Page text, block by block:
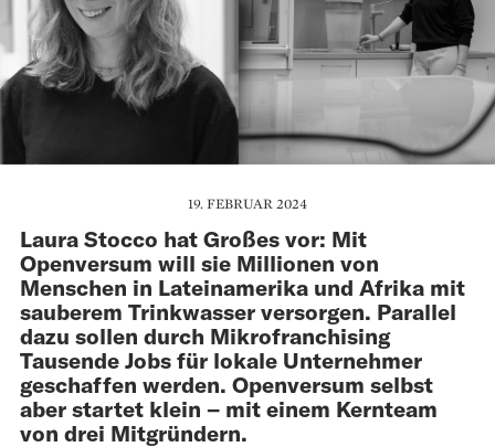
19. FEBRUAR 2024
Laura Stocco hat Großes vor: Mit
Openversum will sie Millionen von
Menschen in Lateinamerika und Afrika mit
sauberem Trinkwasser versorgen. Parallel
dazu sollen durch Mikrofranchising
Tausende Jobs für lokale Unternehmer
geschaffen werden. Openversum selbst
aber startet klein – mit einem Kernteam
von drei Mitgründern.